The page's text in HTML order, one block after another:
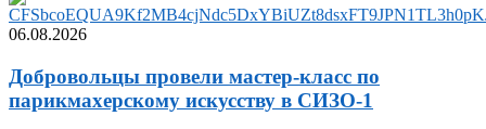
06.08.2026
Добровольцы провели мастер-класс по
парикмахерскому искусству в СИЗО-1